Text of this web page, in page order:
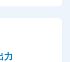
力